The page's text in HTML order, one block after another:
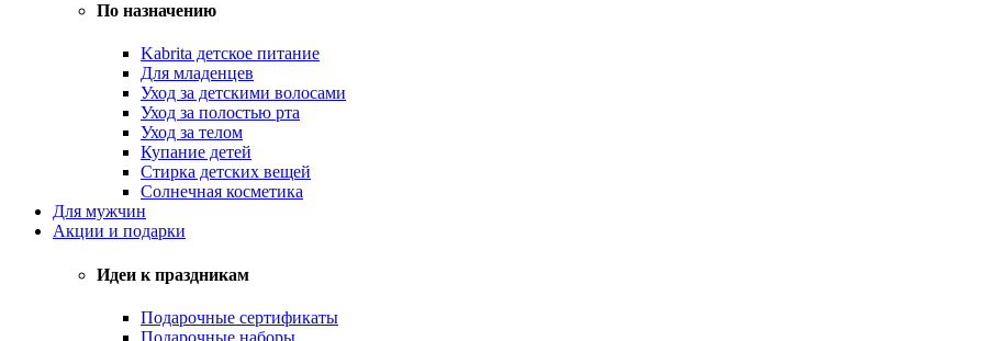
По назначению
Kabrita детское питание
Для младенцев
Уход за детскими волосами
Уход за полостью рта
Уход за телом
Купание детей
Стирка детских вещей
Солнечная косметика
Для мужчин
Акции и подарки
Идеи к праздникам
Подарочные сертификаты
Подарочные наборы